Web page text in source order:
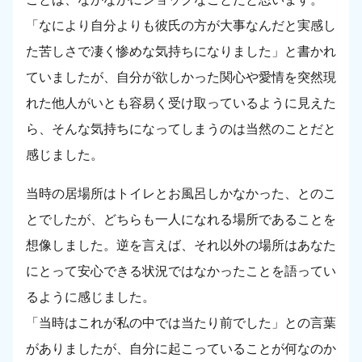
「なにより自分よりも彼氏の方が大事なんだと実感し
た苦しさで凄く惨めな気持ちになりました」と書かれ
ていましたが、自分が欲しかった関心や愛情を突然現
れた他人がいとも容易く受け取っているように見えた
ら、そんな気持ちになってしまうのは当然のことだと
感じました。
当時の居場所はトイレとお風呂しかなかった、とのこ
とでしたが、どちらも一人になれる場所であることを
想像しました。逆を言えば、それ以外の場所はあなた
にとって安心できる状況ではなかったことを語ってい
るように感じました。
「当時はこれが私の中では当たり前でした」との言葉
がありましたが、自分に起こっていることが何なのか